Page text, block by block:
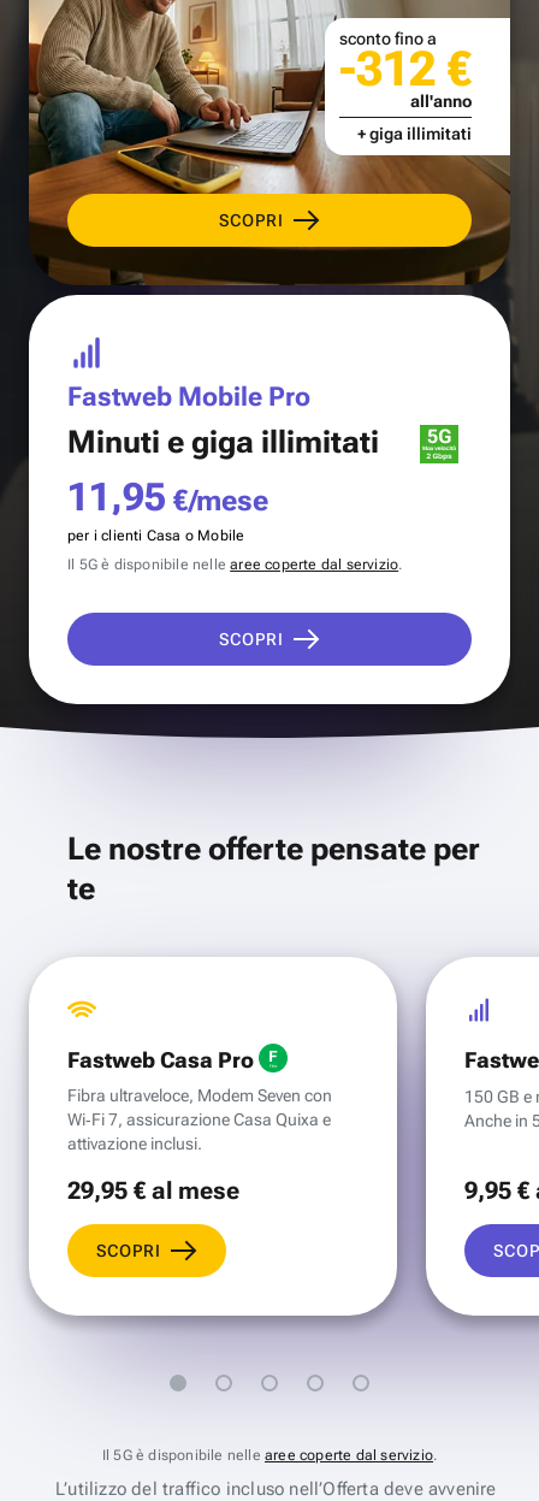
SCOPRI
sconto fino a
-312 €
all'anno
+ giga illimitati
Fastweb Mobile Pro
Minuti e giga illimitati
11,95 €/mese
per i clienti Casa o Mobile
Il 5G è disponibile nellearee coperte dal servizio.
SCOPRI
Le nostre offerte pensate per
te
Fastweb Casa Pro
Fibra ultraveloce, Modem Seven con
Wi‑Fi 7, assicurazione Casa Quixa e
attivazione inclusi.
29,95 €al mese
SCOPRI
150 GB e
Anche in
9,95 €
Il 5G è disponibile nelle aree coperte dal servizio.
L’utilizzo del traffico incluso nell’Offerta deve avvenire